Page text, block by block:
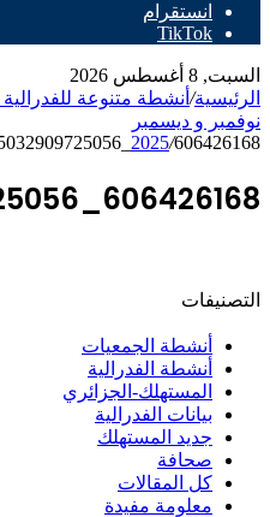
انستقرام
‫TikTok
السبت, 8 أغسطس 2026
الرئيسية/ أنشطة متنوعة
نوفمبر و ديسمبر
2025/606426168_1225032909725056_7506671776026686098_n
606426168_1225032909725056_7506671776026686098_n
التصنيفات
أنشطة الجمعيات
أنشطة الفدرالية
المستهلك-الجزائري
بيانات الفدرالية
جديد المستهلك
صحافة
كل المقالات
معلومة مفيدة